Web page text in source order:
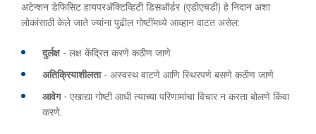
अटेन्शन डेफिसिट हायपरॲक्टिव्हिटी डिसऑर्डर (एडीएचडी) हे निदान अशा
लोकांसाठी केले जाते ज्यांना पुढील गोष्टींमध्ये आव्हान वाटत असेल:
दुर्लक्ष - लक्ष केंद्रित करणे कठीण जाणे
अतिक्रियाशीलता- अस्वस्थ वाटणे आणि स्थिरपणे बसणे कठीण जाणे
आवेग- एखाद्या गोष्टी आधी त्याच्या परिणामांचा विचार न करता बोलणे किंवा
करणे.